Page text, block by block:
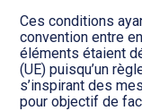
Ces conditions
convention entre
éléments étaient
(UE) puisqu’un
s’inspirant des
pour objectif de